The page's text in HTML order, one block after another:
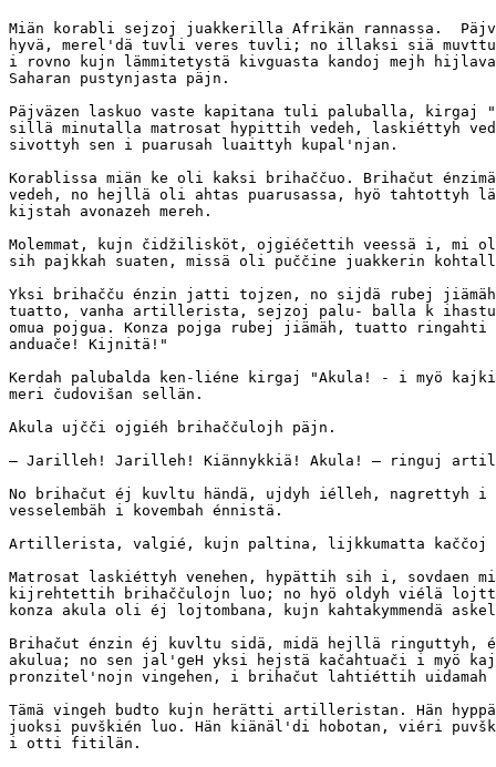
Miän korabli sejzoj juakkerilla Afrikän rannassa.
hyvä, merel'dä tuvli veres tuvli; no illaksi siä
i rovno kujn lämmitetystä kivguasta kandoj mejh
Saharan pustynjasta päjn.
Päjväzen laskuo vaste kapitana tuli paluballa,
sillä minutalla matrosat hypittih vedeh, laskiéttyh
sivottyh sen i puarusah luaittyh kupal'njan.
Korablissa miän ke oli kaksi brihaččuo. Brihačut
vedeh, no hejllä oli ahtas puarusassa, hyö tahtottyh
kijstah avonazeh mereh.
Molemmat, kujn čidžilisköt, ojgiéčettih veessä i, mi
sih pajkkah suaten, missä oli puččine juakkerin
Yksi brihačču énzin jatti tojzen, no sijdä rubej
tuatto, vanha artillerista, sejzoj palu- balla k
omua pojgua. Konza pojga rubej jiämäh, tuatto
anduače! Kijnitä!"
Kerdah palubalda ken-liéne kirgaj "Akula! - i myö kajkin
meri čudovišan sellän.
Akula ujčči ojgiéh brihaččulojh päjn.
— Jarilleh! Jarilleh! Kiännykkiä! Akula! — ringuj
No brihačut éj kuvltu händä, ujdyh iélleh, nagrettyh
vesselembäh i kovembah énnistä.
Artillerista, valgié, kujn paltina, lijkkumatta kaččoj
Matrosat laskiéttyh venehen, hypättih sih i, sovdaen
kijrehtettih brihaččulojn luo; no hyö oldyh viélä
konza akula oli éj lojtombana, kujn kahtakymmendä
Brihačut énzin éj kuvltu sidä, midä hejllä ringuttyh,
akulua; no sen jal'geH yksi hejstä kačahtuači i myö
pronzitel'nojn vingehen, i brihačut lahtiéttih
Tämä vingeh budto kujn herätti artilleristan. Hän
juoksi puvškién luo. Hän kiänäl'di hobotan, viéri
i otti fitilän.